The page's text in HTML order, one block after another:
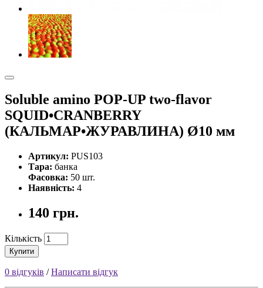
Soluble amino POP-UP two-flavor
SQUID•CRANBERRY
(КАЛЬМАР•ЖУРАВЛИНА) Ø10 мм
Артикул: PUS103
Тара: банка
Фасовка: 50 шт.
Наявність: 4
140 грн.
Кількість
Купити
0 відгуків /Написати відгук